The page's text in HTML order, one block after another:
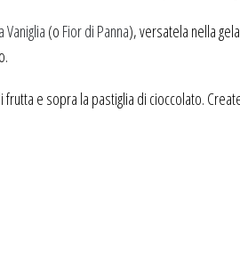
Vaniglia (o Fior di Panna), versatela nella
e sopra la pastiglia di cioccolato.